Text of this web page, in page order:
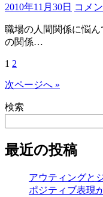
2010年11月30日 コメ
職場の人間関係に悩んでいる人は少なくありません。上司と
の関係…
投
稿
の
ペ
ー
1 2
次ページへ »
検索
最近の投稿
アウティングと
ポジティブ表現